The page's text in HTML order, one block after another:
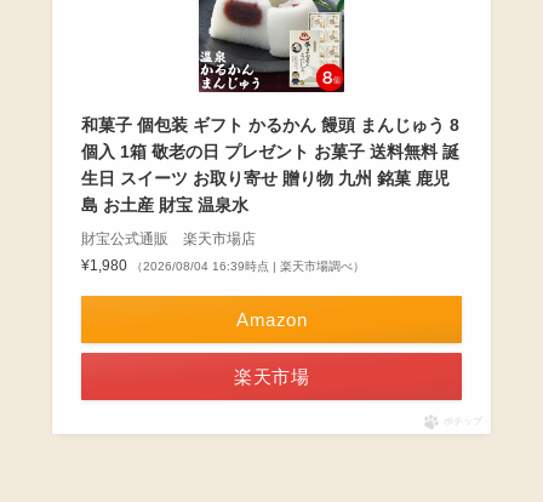
和菓子 個包装 ギフト かるかん 饅頭 まんじゅう 8
個入 1箱 敬老の日 プレゼント お菓子 送料無料 誕
生日 スイーツ お取り寄せ 贈り物 九州 銘菓 鹿児
島 お土産 財宝 温泉水
財宝公式通販 楽天市場店
¥1,980
（2026/08/04 16:39時点 | 楽天市場調べ）
Amazon
楽天市場
ポチップ